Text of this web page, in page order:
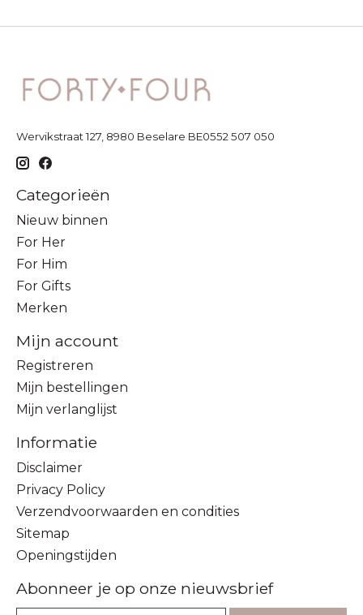
Wervikstraat 127, 8980 Beselare BE0552 507 050
Categorieën
Nieuw binnen
For Her
For Him
For Gifts
Merken
Mijn account
Registreren
Mijn bestellingen
Mijn verlanglijst
Informatie
Disclaimer
Privacy Policy
Verzendvoorwaarden en condities
Sitemap
Openingstijden
Abonneer je op onze nieuwsbrief